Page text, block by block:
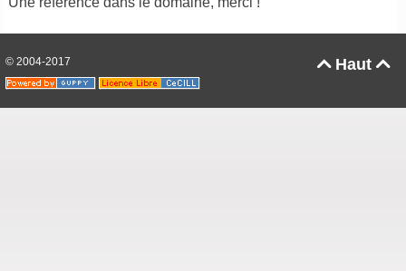
Haut 
© 2004-2017